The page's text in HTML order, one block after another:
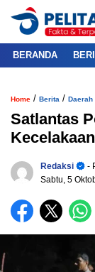
BERANDA
Home / Berita / Daerah
Satlantas
Redaksi
-
Sabtu, 5